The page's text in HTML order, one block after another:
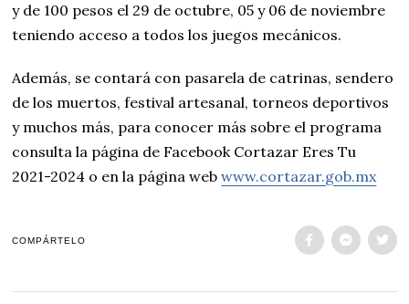
y de 100 pesos el 29 de octubre, 05 y 06 de noviembre
teniendo acceso a todos los juegos mecánicos.
Además, se contará con pasarela de catrinas, sendero
de los muertos, festival artesanal, torneos deportivos
y muchos más, para conocer más sobre el programa
consulta la página de Facebook Cortazar Eres Tu
2021-2024 o en la página webwww.cortazar.gob.mx
COMPÁRTELO